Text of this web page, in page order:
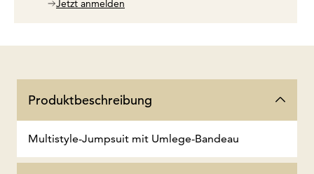
Jetzt anmelden
Produktbeschreibung
Multistyle-Jumpsuit mit Umlege-Bandeau